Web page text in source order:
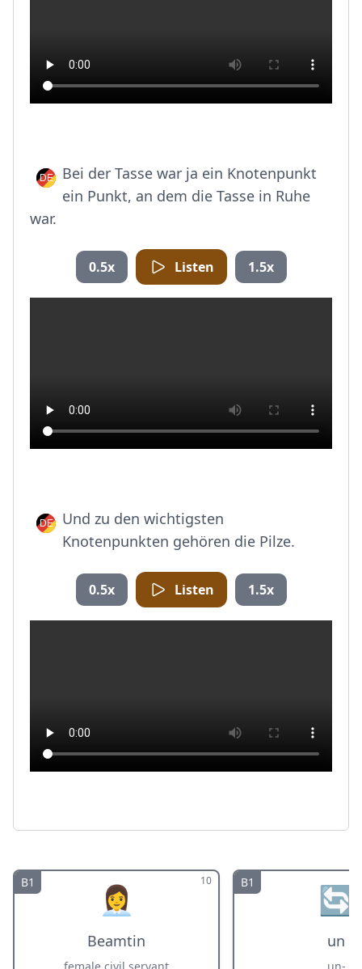
Bei der Tasse war ja ein Knotenpunkt
ein Punkt, an dem die Tasse in Ruhe
war.
0.5x Listen 1.5x
Und zu den wichtigsten
Knotenpunkten gehören die Pilze.
0.5x Listen 1.5x
B1 10
👩‍💼
Beamtin
B1 🔄
un